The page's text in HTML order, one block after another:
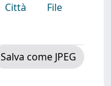
Città
File
Salva come JPEG